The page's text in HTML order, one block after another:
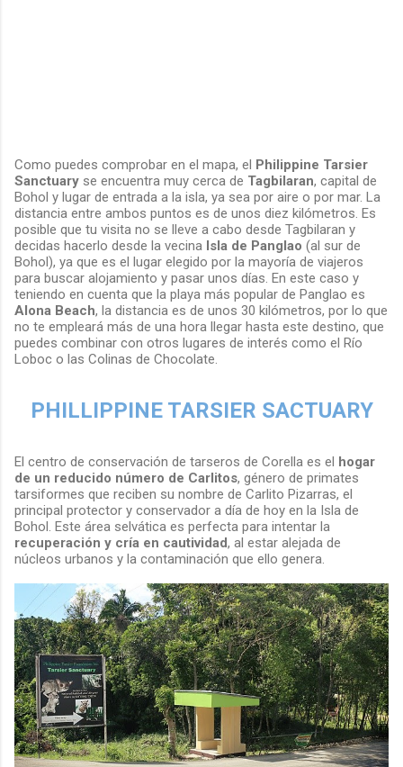
Como puedes comprobar en el mapa, el Philippine Tarsier
Sanctuary se encuentra muy cerca de Tagbilaran, capital de
Bohol y lugar de entrada a la isla, ya sea por aire o por mar. La
distancia entre ambos puntos es de unos diez kilómetros. Es
posible que tu visita no se lleve a cabo desde Tagbilaran y
decidas hacerlo desde la vecina Isla de Panglao (al sur de
Bohol), ya que es el lugar elegido por la mayoría de viajeros
para buscar alojamiento y pasar unos días. En este caso y
teniendo en cuenta que la playa más popular de Panglao es
Alona Beach, la distancia es de unos 30 kilómetros, por lo que
no te empleará más de una hora llegar hasta este destino, que
puedes combinar con otros lugares de interés como el Río
Loboc o las Colinas de Chocolate.
PHILLIPPINE TARSIER SACTUARY
El centro de conservación de tarseros de Corella es el hogar
de un reducido número de Carlitos, género de primates
tarsiformes que reciben su nombre de Carlito Pizarras, el
principal protector y conservador a día de hoy en la Isla de
Bohol. Este área selvática es perfecta para intentar la
recuperación y cría en cautividad, al estar alejada de
núcleos urbanos y la contaminación que ello genera.